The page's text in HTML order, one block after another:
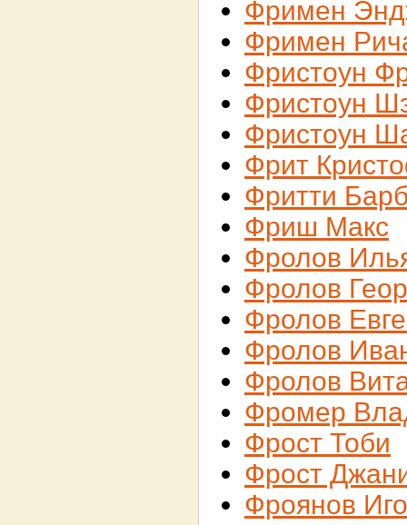
Фримен
Фримен
Фристоун
Фристоун
Фристоун
Фрит
Фритти
Фриш Макс
Фролов
Фролов
Фролов
Фролов
Фролов
Фромер
Фрост Тоби
Фрост
Фроянов